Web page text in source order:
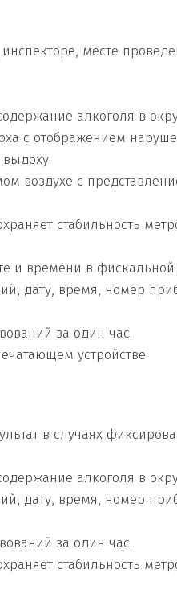
месте
алкоголя в
с отображением
воздухе с
стабильность
и времени в
дату, время, номер
за один час.
устройстве.
в случаях
алкоголя в
дату, время, номер
за один час.
стабильность